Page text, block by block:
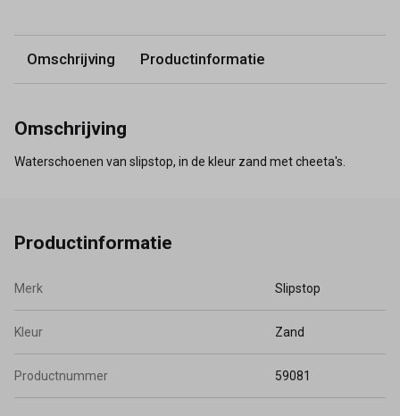
Omschrijving Productinformatie
Omschrijving
Waterschoenen van slipstop, in de kleur zand met cheeta's.
Productinformatie
Merk Slipstop
Kleur Zand
Productnummer 59081